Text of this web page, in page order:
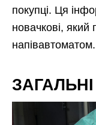
покупці. Ця
новачкові,
напівавтоматом.